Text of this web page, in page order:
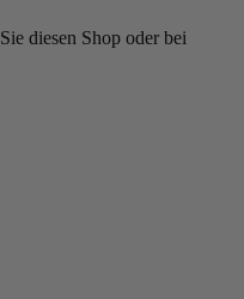
diesen Shop oder bei